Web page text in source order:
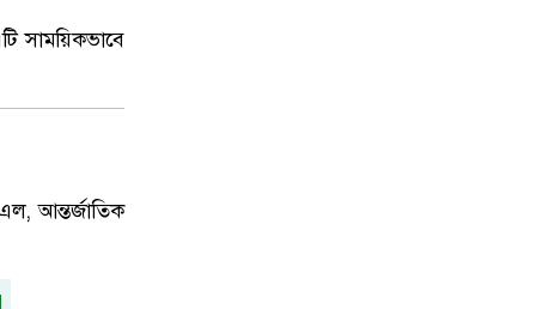
সাময়িকভাবে
আন্তর্জাতিক